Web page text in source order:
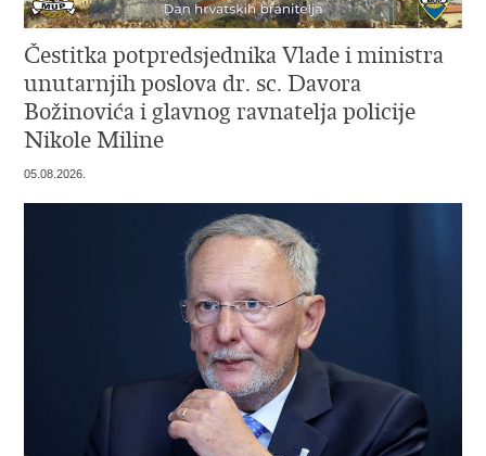
Čestitka potpredsjednika Vlade i ministra
unutarnjih poslova dr. sc. Davora
Božinovića i glavnog ravnatelja policije
Nikole Miline
05.08.2026.